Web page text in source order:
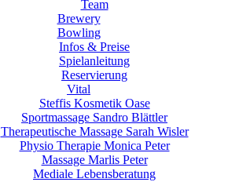
Team
Brewery
Bowling
Infos & Preise
Spielanleitung
Reservierung
Vital
Steffis Kosmetik Oase
Sportmassage Sandro Blättler
Therapeutische Massage Sarah Wisler
Physio Therapie Monica Peter
Massage Marlis Peter
Mediale Lebensberatung